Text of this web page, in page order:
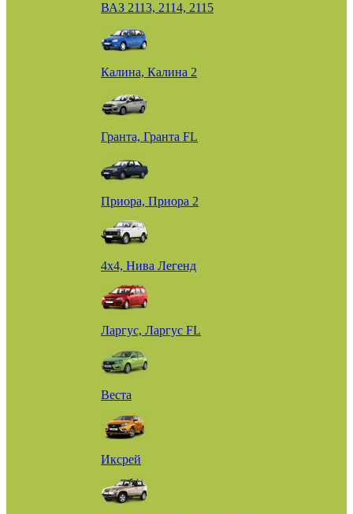
ВАЗ 2113, 2114, 2115
Калина, Калина 2
Гранта, Гранта FL
Приора, Приора 2
4х4, Нива Легенд
Ларгус, Ларгус FL
Веста
Иксрей